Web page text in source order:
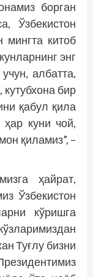
борган
Ўзбекистон
китоб
энг
албатта,
бир
қабул қила
куни чой,
қиламиз”, –
ҳайрат,
Ўзбекистон
кўришга
Туғлу бизни